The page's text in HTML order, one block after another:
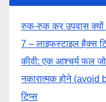
रुक-रुक कर उपवास क्यों
7 – लाइफस्टाइल हैक्स
कीवी: एक आश्चर्य फल जो
नकारात्मक होने
टिप्स